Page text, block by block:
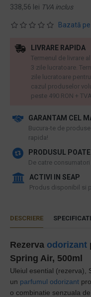
Bazată pe
338,56 lei TVA inclus
GARANTAM CEL
​Bucura-te de
rapida!
PRODUSUL
De catre
ACTIVI IN SEAP
Produs disponibil si
LIVRARE RAPIDA
Termenul de livrare
3 zile lucratoare.
zile lucratoare
cazul produselor
peste 490 RON +
DESCRIERE
Rezerva odorizant
Spring Air, 500ml
Uleiul esential (rezerva),
un parfumul odorizant
o combinatie senzuala de